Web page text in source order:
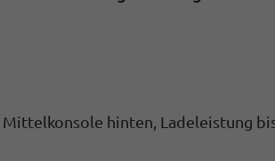
Mittelkonsole hinten, Ladeleistung